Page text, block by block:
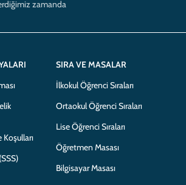
zamanda
SIRA VE MASALAR
İlkokul Öğrenci Sıraları
Ortaokul Öğrenci Sıraları
Lise Öğrenci Sıraları
Öğretmen Masası
Bilgisayar Masası